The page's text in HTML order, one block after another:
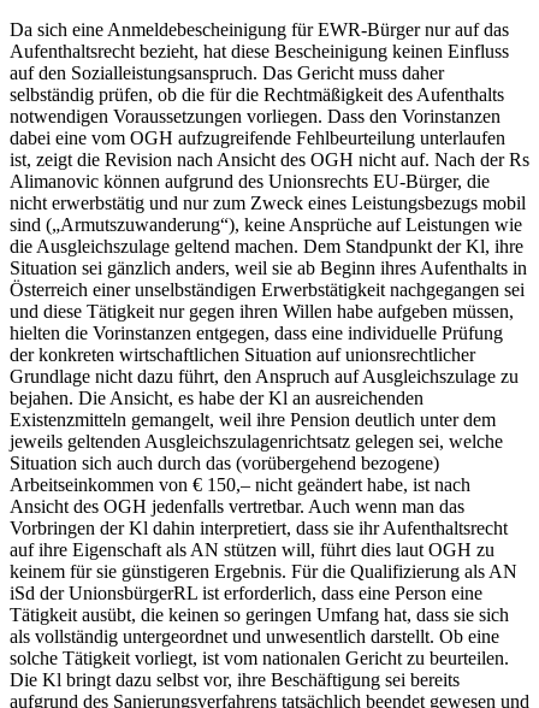
Da sich eine Anmeldebescheinigung für EWR-Bürger nur auf das
Aufenthaltsrecht bezieht, hat diese Bescheinigung keinen Einfluss
auf den Sozialleistungsanspruch. Das Gericht muss daher
selbständig prüfen, ob die für die Rechtmäßigkeit des Aufenthalts
notwendigen Voraussetzungen vorliegen. Dass den Vorinstanzen
dabei eine vom OGH aufzugreifende Fehlbeurteilung unterlaufen
ist, zeigt die Revision nach Ansicht des OGH nicht auf. Nach der Rs
Alimanovic können aufgrund des Unionsrechts EU-Bürger, die
nicht erwerbstätig und nur zum Zweck eines Leistungsbezugs mobil
sind („Armutszuwanderung“), keine Ansprüche auf Leistungen wie
die Ausgleichszulage geltend machen. Dem Standpunkt der Kl, ihre
Situation sei gänzlich anders, weil sie ab Beginn ihres Aufenthalts in
Österreich einer unselbständigen Erwerbstätigkeit nachgegangen sei
und diese Tätigkeit nur gegen ihren Willen habe aufgeben müssen,
hielten die Vorinstanzen entgegen, dass eine individuelle Prüfung
der konkreten wirtschaftlichen Situation auf unionsrechtlicher
Grundlage nicht dazu führt, den Anspruch auf Ausgleichszulage zu
bejahen. Die Ansicht, es habe der Kl an ausreichenden
Existenzmitteln gemangelt, weil ihre Pension deutlich unter dem
jeweils geltenden Ausgleichszulagenrichtsatz gelegen sei, welche
Situation sich auch durch das (vorübergehend bezogene)
Arbeitseinkommen von € 150,– nicht geändert habe, ist nach
Ansicht des OGH jedenfalls vertretbar. Auch wenn man das
Vorbringen der Kl dahin interpretiert, dass sie ihr Aufenthaltsrecht
auf ihre Eigenschaft als AN stützen will, führt dies laut OGH zu
keinem für sie günstigeren Ergebnis. Für die Qualifizierung als AN
iSd der UnionsbürgerRL ist erforderlich, dass eine Person eine
Tätigkeit ausübt, die keinen so geringen Umfang hat, dass sie sich
als vollständig untergeordnet und unwesentlich darstellt. Ob eine
solche Tätigkeit vorliegt, ist vom nationalen Gericht zu beurteilen.
Die Kl bringt dazu selbst vor, ihre Beschäftigung sei bereits
aufgrund des Sanierungsverfahrens tatsächlich beendet gewesen und